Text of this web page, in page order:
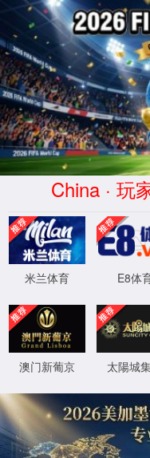
谈球吧·(中国区)官方网站-